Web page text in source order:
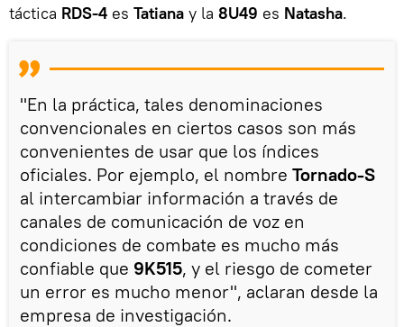
táctica RDS-4 es Tatiana y la 8U49 es Natasha.
"En la práctica, tales denominaciones
convencionales en ciertos casos son más
convenientes de usar que los índices
oficiales. Por ejemplo, el nombre Tornado-S
al intercambiar información a través de
canales de comunicación de voz en
condiciones de combate es mucho más
confiable que 9K515, y el riesgo de cometer
un error es mucho menor", aclaran desde la
empresa de investigación.